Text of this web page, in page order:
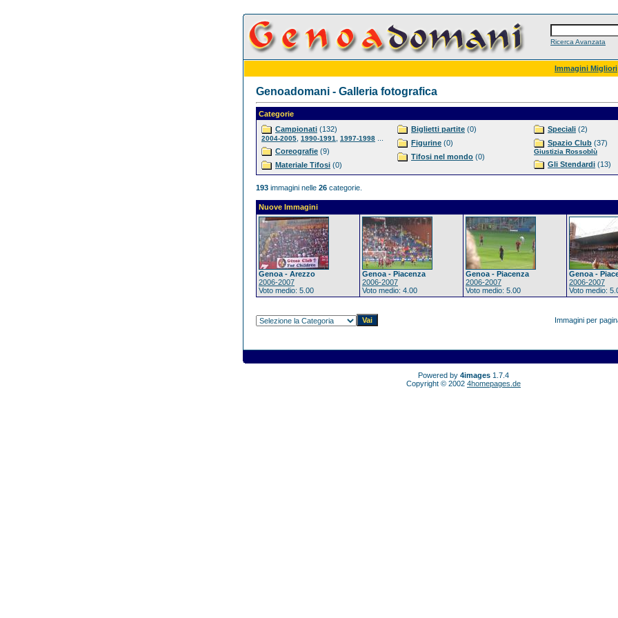
Ricerca Avanzata
Immagini Migliori
Genoadomani - Galleria fotografica
Categorie
Campionati (132)
2004-2005 1990-1991 1997-1998
Coreografie (9)
Materiale Tifosi (0)
Biglietti partite (0)
Figurine (0)
Tifosi nel mondo (0)
Speciali (2)
Spazio Club (37)
Giustizia Rossoblù
Gli Stendardi (13)
193 immagini nelle 26 categorie.
Nuove Immagini
Genoa - Arezzo
2006-2007
Voto medio: 5.00
Genoa - Piacenza
2006-2007
Voto medio: 4.00
Genoa - Piacenza
2006-2007
Voto medio: 5.00
Genoa -
2006-2007
Voto medio:
Immagini per
Powered by 4images 1.7.4
Copyright © 2002 4homepages.de